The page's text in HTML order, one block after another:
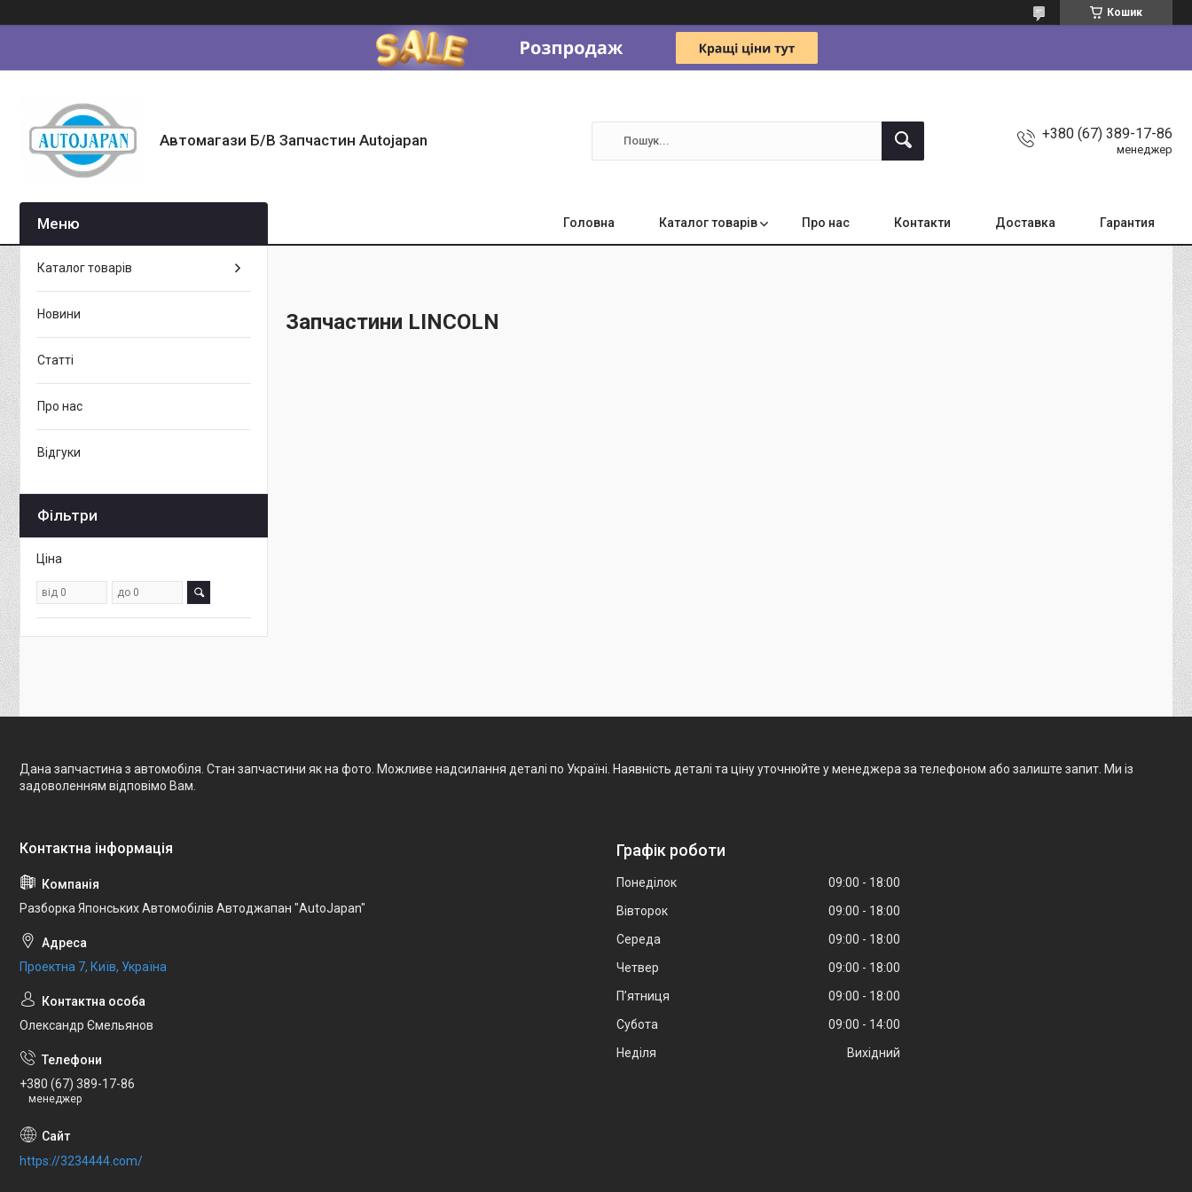
Кошик
Автомагази Б/В Запчастин Autojapan +380 (67) 389-17-86
менеджер
Головна Каталог товарів Про нас Контакти Доставка Гарантия
Запчастини LINCOLN
Каталог товарів
Новини
Статті
Про нас
Відгуки
Фільтри
Ціна
Дана запчастина з автомобіля. Стан запчастини як на фото. Можливе надсилання деталі по Україні. Наявність деталі та ціну уточнюйте у менеджера за телефоном або залиште запит. Ми із
задоволенням відповімо Вам.
Разборка Японських Автомобілів Автоджапан "AutoJapan"
Проектна 7, Київ, Україна
Олександр Ємельянов
+380 (67) 389-17-86
менеджер
https://3234444.com/
Графік роботи
Понеділок 09:00
18:00
Вівторок
09:00
18:00
Середа
09:00
18:00
Четвер
09:00
18:00
Пʼятниця
09:00
18:00
Субота
09:00
14:00
Неділя
Вихідний